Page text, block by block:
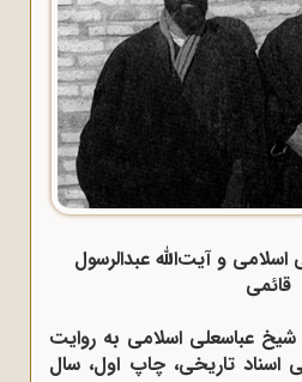
و آیت‌الله عبدالرسول
قائمی
عباسعلی اسلامی به روایت
اسناد تاریخی، چاپ اول، سال